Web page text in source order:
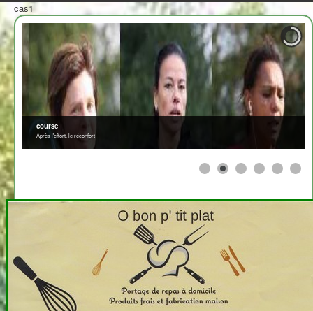
cas1
course
Après l'effort, le réconfort
>
<